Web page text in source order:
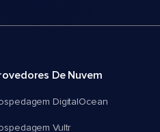
De Nuvem
DigitalOcean
Vultr